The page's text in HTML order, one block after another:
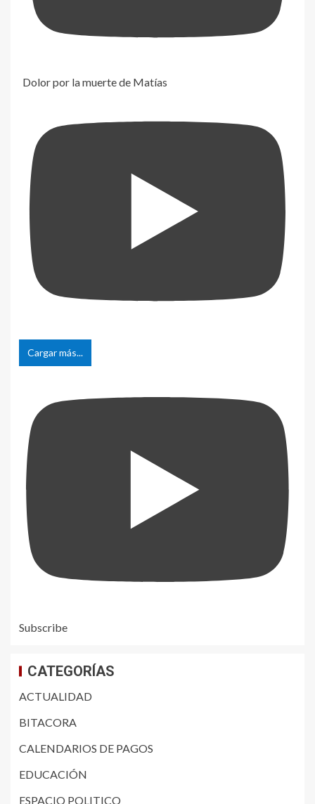
Dolor por la muerte de Matías
Cargar más...
Subscribe
CATEGORÍAS
ACTUALIDAD
BITACORA
CALENDARIOS DE PAGOS
EDUCACIÓN
ESPACIO POLITICO